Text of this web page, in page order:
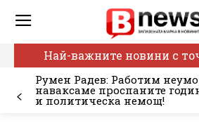
Най-важните новини с
Румен Радев: Работим
наваксаме проспаните
и политическа немощ!